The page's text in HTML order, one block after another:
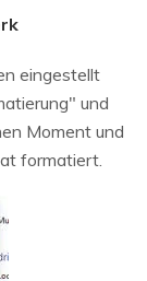
eingestellt
und
Moment und
formatiert.